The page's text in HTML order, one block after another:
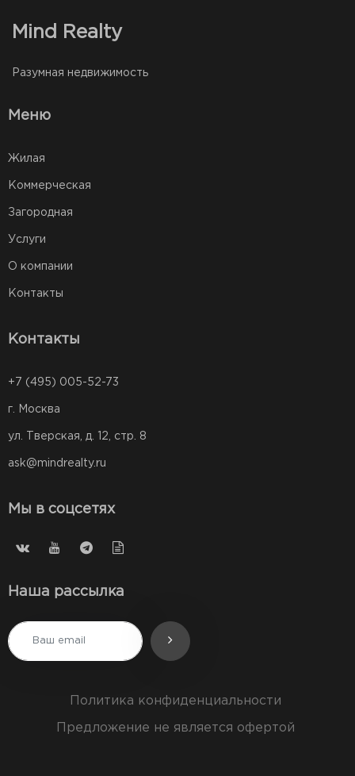
Mind Realty
Разумная недвижимость
Меню
Жилая
Коммерческая
Загородная
Услуги
О компании
Контакты
Контакты
+7 (495) 005-52-73
г. Москва
ул. Тверская, д. 12, стр. 8
ask@mindrealty.ru
Мы в соцсетях
Наша рассылка
Политика конфиденциальности
Предложение не является офертой